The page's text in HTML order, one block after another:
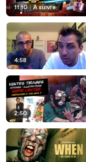
11:10 | À suivre
4:58
2:50